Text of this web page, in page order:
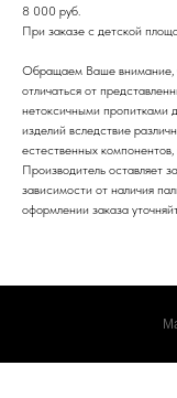
8 000 руб.
При заказе с детской
Обращаем Ваше внимание,
отличаться от
нетоксичными пропитками
изделий вследствие
естественных
Производитель оставляет
зависимости от наличия
оформлении заказа